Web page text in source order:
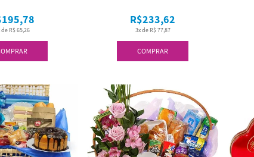
de R$ 65,26
COMPRAR
3x de R$ 77,87
R$233,62